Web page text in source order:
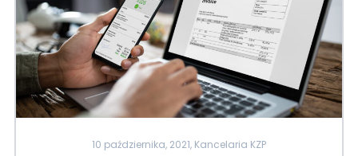
10 października, 2021, Kancelaria KZP